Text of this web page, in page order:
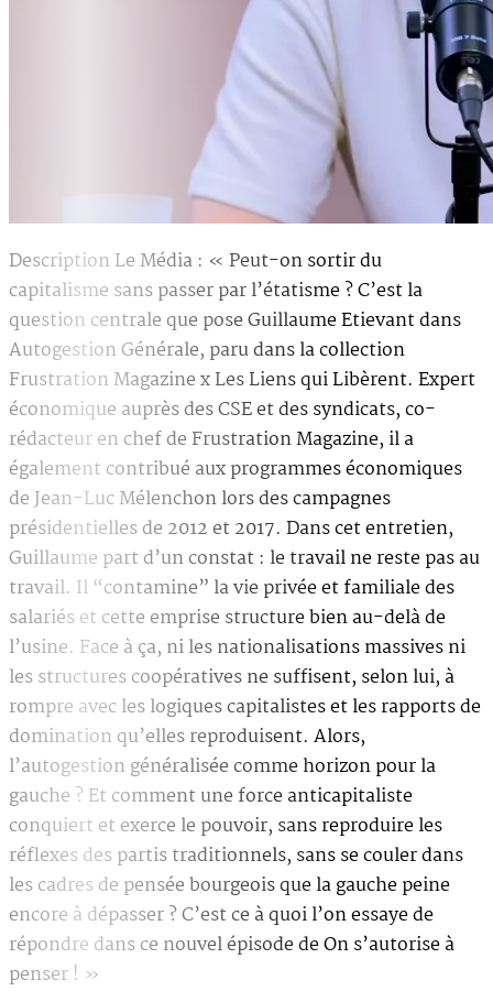
Description Le Média : « Peut-on sortir du
capitalisme sans passer par l’étatisme ? C’est la
question centrale que pose Guillaume Etievant dans
Autogestion Générale, paru dans la collection
Frustration Magazine x Les Liens qui Libèrent. Expert
économique auprès des CSE et des syndicats, co-
rédacteur en chef de Frustration Magazine, il a
également contribué aux programmes économiques
de Jean-Luc Mélenchon lors des campagnes
présidentielles de 2012 et 2017. Dans cet entretien,
Guillaume part d’un constat : le travail ne reste pas au
travail. Il “contamine” la vie privée et familiale des
salariés et cette emprise structure bien au-delà de
l’usine. Face à ça, ni les nationalisations massives ni
les structures coopératives ne suffisent, selon lui, à
rompre avec les logiques capitalistes et les rapports de
domination qu’elles reproduisent. Alors,
l’autogestion généralisée comme horizon pour la
gauche ? Et comment une force anticapitaliste
conquiert et exerce le pouvoir, sans reproduire les
réflexes des partis traditionnels, sans se couler dans
les cadres de pensée bourgeois que la gauche peine
encore à dépasser ? C’est ce à quoi l’on essaye de
répondre dans ce nouvel épisode de On s’autorise à
penser ! »